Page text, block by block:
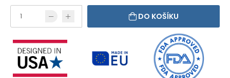
DO KOŠÍKU